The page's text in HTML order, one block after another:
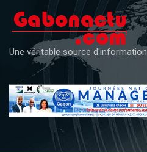
content
Une véritable source d'information